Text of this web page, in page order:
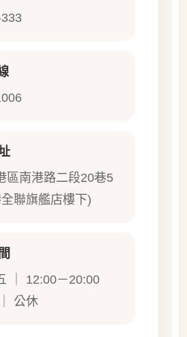
區南港路二段20巷5
聯旗艦店樓下)
｜ 12:00－20:00
公休